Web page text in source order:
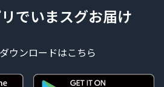
でいまスグお届け
ウンロードはこちら